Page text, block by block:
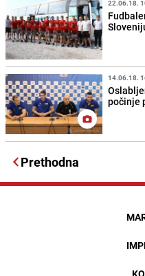
22.06.18.
14.06.18.
počinje
Prethodna